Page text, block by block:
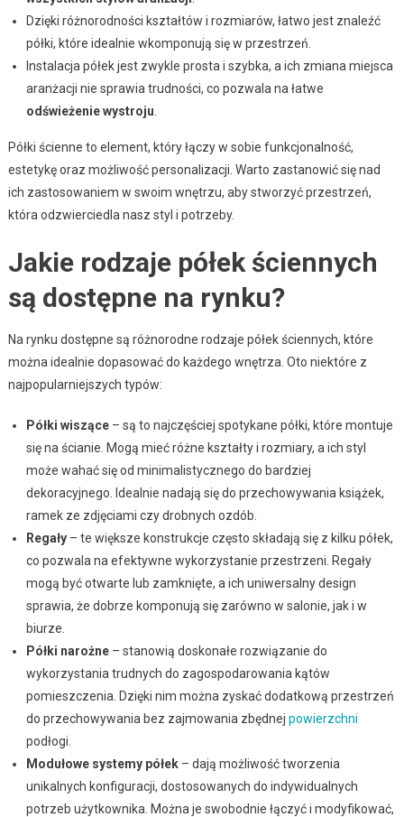
Dzięki różnorodności kształtów i rozmiarów, łatwo jest znaleźć
półki, które idealnie wkomponują się w przestrzeń.
Instalacja półek jest zwykle prosta i szybka, a ich zmiana miejsca
aranżacji nie sprawia trudności, co pozwala na łatwe
odświeżenie wystroju
Półki ścienne to element, który łączy w sobie funkcjonalność,
estetykę oraz możliwość personalizacji. Warto zastanowić się nad
ich zastosowaniem w swoim wnętrzu, aby stworzyć przestrzeń,
która odzwierciedla nasz styl i potrzeby.
Jakie rodzaje półek ściennych
są dostępne na rynku?
Na rynku dostępne są różnorodne rodzaje półek ściennych, które
można idealnie dopasować do każdego wnętrza. Oto niektóre z
najpopularniejszych typów:
Półki wiszące– są to najczęściej spotykane półki, które montuje
się na ścianie. Mogą mieć różne kształty i rozmiary, a ich styl
może wahać się od minimalistycznego do bardziej
dekoracyjnego. Idealnie nadają się do przechowywania książek,
ramek ze zdjęciami czy drobnych ozdób.
Regały– te większe konstrukcje często składają się z kilku półek,
co pozwala na efektywne wykorzystanie przestrzeni. Regały
mogą być otwarte lub zamknięte, a ich uniwersalny design
sprawia, że dobrze komponują się zarówno w salonie, jak i w
biurze.
Półki narożne– stanowią doskonałe rozwiązanie do
wykorzystania trudnych do zagospodarowania kątów
pomieszczenia. Dzięki nim można zyskać dodatkową przestrzeń
do przechowywania bez zajmowania zbędnej powierzchni
podłogi.
Modułowe systemy półek– dają możliwość tworzenia
unikalnych konfiguracji, dostosowanych do indywidualnych
potrzeb użytkownika. Można je swobodnie łączyć i modyfikować,